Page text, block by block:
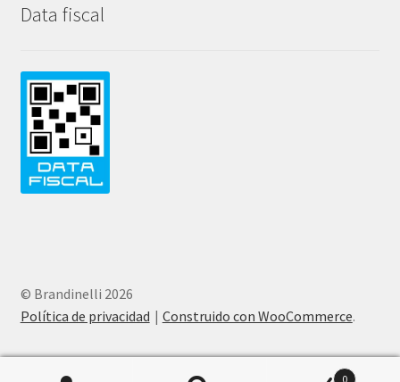
Data fiscal
© Brandinelli 2026
Política de privacidad
Construido con WooCommerce.
0